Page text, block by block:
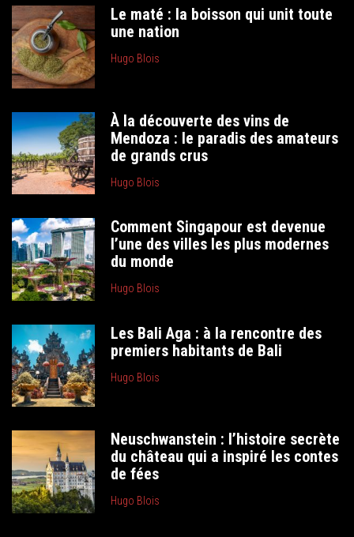
Le maté : la boisson qui unit toute
une nation
Hugo Blois
À la découverte des vins de
Mendoza : le paradis des amateurs
de grands crus
Hugo Blois
Comment Singapour est devenue
l’une des villes les plus modernes
du monde
Hugo Blois
Les Bali Aga : à la rencontre des
premiers habitants de Bali
Hugo Blois
Neuschwanstein : l’histoire secrète
du château qui a inspiré les contes
de fées
Hugo Blois